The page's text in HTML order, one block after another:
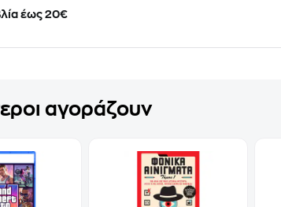
έως 20€
αγοράζουν